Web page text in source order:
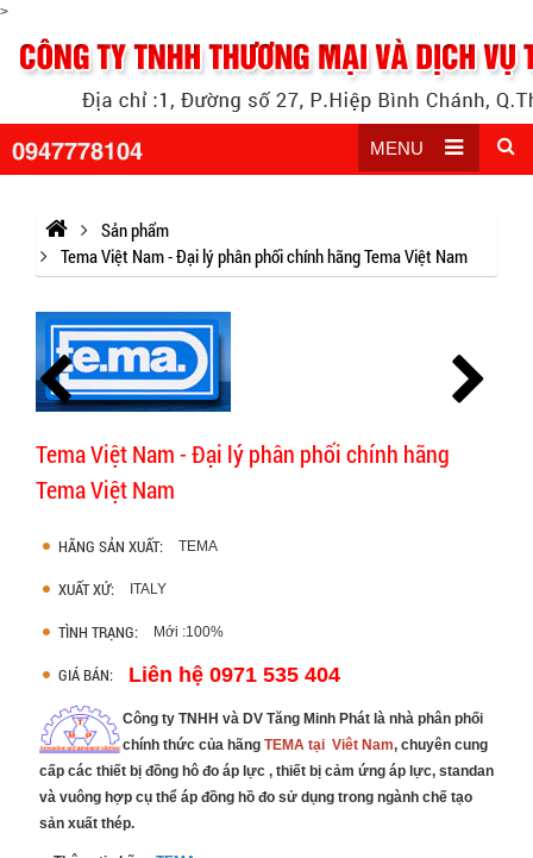
>
0947778104 MENU
Sản phẩm
Tema Việt Nam - Đại lý phân phối chính hãng Tema Việt Nam
Tema Việt Nam - Đại lý phân phối chính hãng
Tema Việt Nam
HÃNG SẢN XUẤT: TEMA
XUẤT XỨ: ITALY
TÌNH TRẠNG: Mới :100%
GIÁ BÁN: Liên hệ 0971 535 404
Công ty TNHH và DV Tăng Minh Phát là nhà phân phối
chính thức của hãng TEMA tại Viêt Nam, chuyên cung
cấp các thiết bị đồng hô đo áp lực , thiết bị cảm ứng áp lực, standan
và vuông hợp cụ thể áp đồng hồ đo sử dụng trong ngành chế tạo
sản xuất thép.